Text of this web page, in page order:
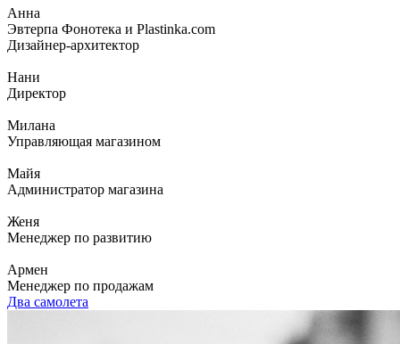
Анна
Эвтерпа Фонотека и Plastinka.com
Дизайнер-архитектор
Нани
Директор
Милана
Управляющая магазином
Майя
Администратор магазина
Женя
Менеджер по развитию
Армен
Менеджер по продажам
Два самолета